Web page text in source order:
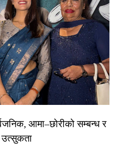
आमा–छोरीको सम्बन्ध र
उत्सुकता